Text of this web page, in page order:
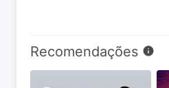
Recomendações